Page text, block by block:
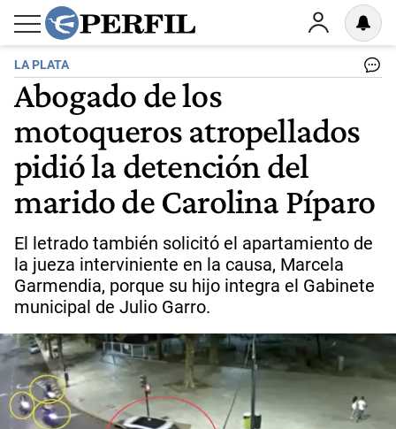
LA PLATA
Abogado de los
motoqueros atropellados
pidió la detención del
marido de Carolina Píparo
El letrado también solicitó el apartamiento de
la jueza interviniente en la causa, Marcela
Garmendia, porque su hijo integra el Gabinete
municipal de Julio Garro.